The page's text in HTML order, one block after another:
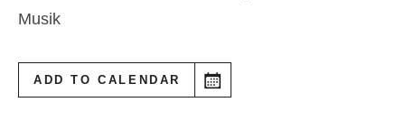
Musik
ADD TO CALENDAR